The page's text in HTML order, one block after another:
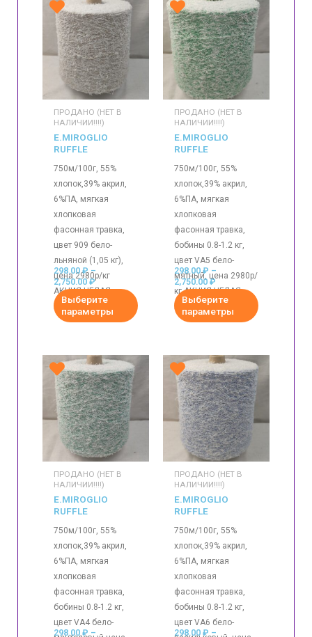
ПРОДАНО (НЕТ В
НАЛИЧИИ!!!!)
E.MIROGLIO
RUFFLE
750м/100г, 55%
хлопок,39% акрил,
6%ПА, мягкая
хлопковая
фасонная травка,
цвет 909 бело-
льняной (1,05 кг),
цена 2980р/кг
АКЦИЯ ЦЕЛАЯ
БОБИНА 2750р/кг
298.00₽–
2,750.00₽
Выберите
параметры
ПРОДАНО (НЕТ В
НАЛИЧИИ!!!!)
E.MIROGLIO
RUFFLE
750м/100г, 55%
хлопок,39% акрил,
6%ПА, мягкая
хлопковая
фасонная травка,
бобины 0.8-1.2 кг,
цвет VA5 бело-
мятный, цена 2980р/
кг АКЦИЯ ЦЕЛАЯ
БОБИНА 2750р/кг
298.00₽ –
2,750.00₽
Выберите
параметры
ПРОДАНО (НЕТ В
НАЛИЧИИ!!!!)
E.MIROGLIO
RUFFLE
750м/100г, 55%
хлопок,39% акрил,
6%ПА, мягкая
хлопковая
фасонная травка,
бобины 0.8-1.2 кг,
цвет VA4 бело-
298.00₽ –
ПРОДАНО (НЕТ В
НАЛИЧИИ!!!!)
E.MIROGLIO
RUFFLE
750м/100г, 55%
хлопок,39% акрил,
6%ПА, мягкая
хлопковая
фасонная травка,
бобины 0.8-1.2 кг,
цвет VA6 бело-
298.00₽ –